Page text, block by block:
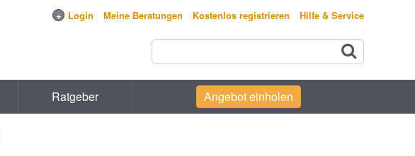
+ Login Meine Beratungen Kostenlos registrieren Hilfe & Service
Ratgeber Angebot einholen